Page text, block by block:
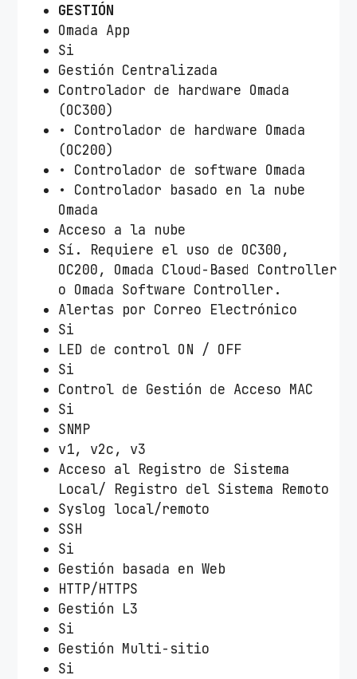
GESTIÓN
Omada App
Si
Gestión Centralizada
Controlador de hardware Omada
(OC300)
• Controlador de hardware Omada
(OC200)
• Controlador de software Omada
• Controlador basado en la nube
Omada
Acceso a la nube
Sí. Requiere el uso de OC300,
OC200, Omada Cloud-Based Controller
o Omada Software Controller.
Alertas por Correo Electrónico
Si
LED de control ON / OFF
Si
Control de Gestión de Acceso MAC
Si
SNMP
v1, v2c, v3
Acceso al Registro de Sistema
Local/ Registro del Sistema Remoto
Syslog local/remoto
SSH
Si
Gestión basada en Web
HTTP/HTTPS
Gestión L3
Si
Gestión Multi-sitio
Si